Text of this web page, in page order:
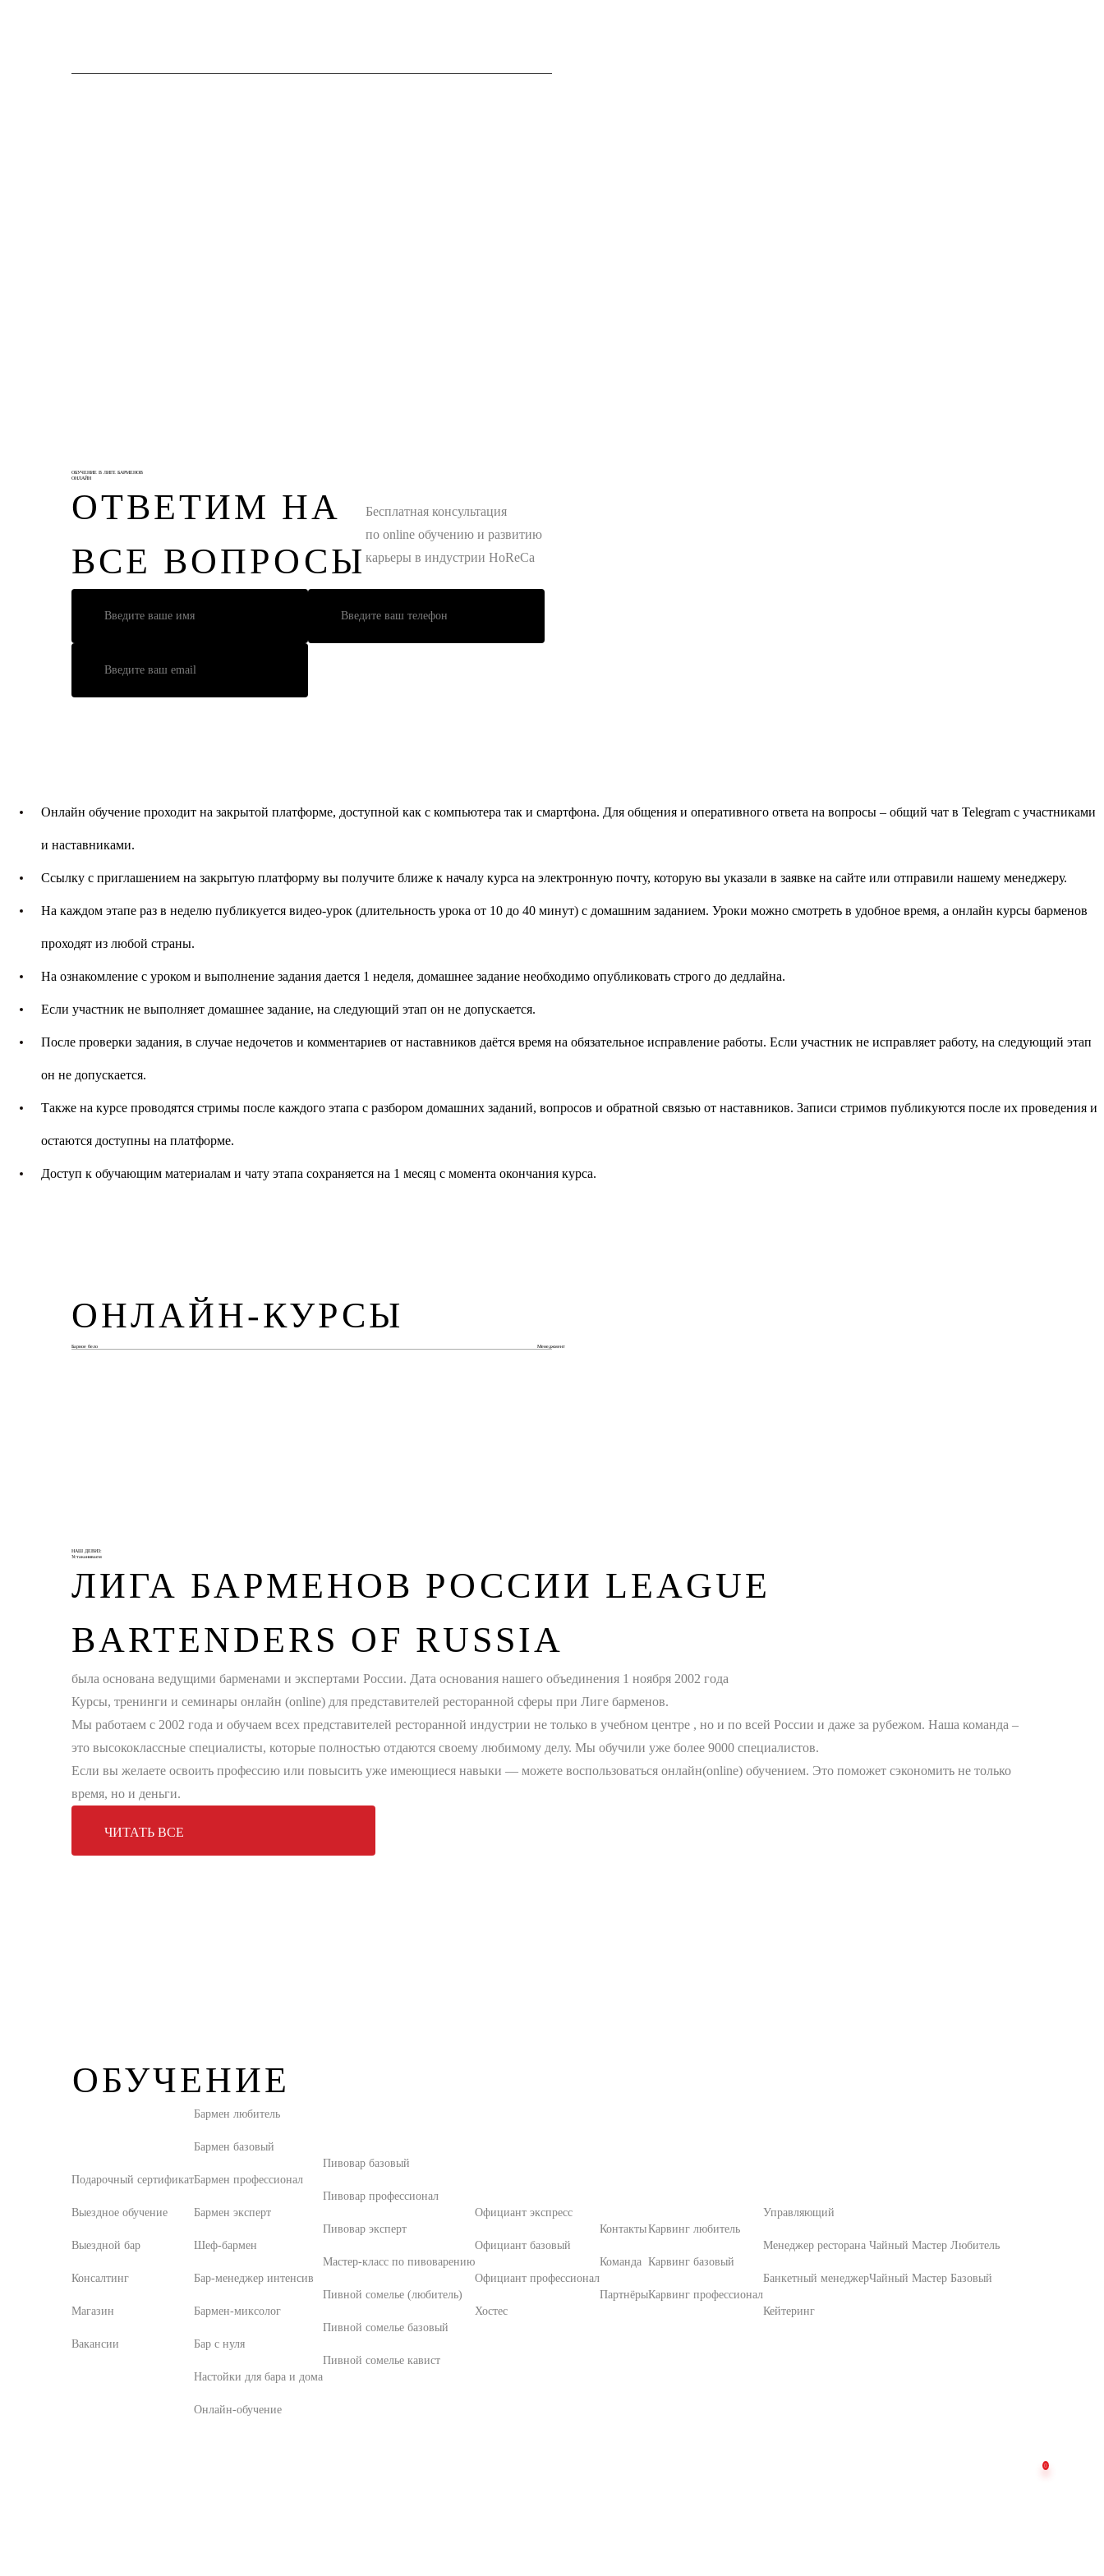
ОБУЧЕНИЕ В ЛИГЕ БАРМЕНОВ
ОНЛАЙН
ОТВЕТИМ НА
ВСЕ ВОПРОСЫ
Бесплатная консультация
по online обучению и развитию
карьеры в индустрии HoReCa
Онлайн обучение проходит на закрытой платформе, доступной как с компьютера так и смартфона. Для общения и оперативного ответа на вопросы – общий чат в Telegram с участниками
и наставниками.
Ссылку с приглашением на закрытую платформу вы получите ближе к началу курса на электронную почту, которую вы указали в заявке на сайте или отправили нашему менеджеру.
На каждом этапе раз в неделю публикуется видео-урок (длительность урока от 10 до 40 минут) с домашним заданием. Уроки можно смотреть в удобное время, а онлайн курсы барменов
проходят из любой страны.
На ознакомление с уроком и выполнение задания дается 1 неделя, домашнее задание необходимо опубликовать строго до дедлайна.
Если участник не выполняет домашнее задание, на следующий этап он не допускается.
После проверки задания, в случае недочетов и комментариев от наставников даётся время на обязательное исправление работы. Если участник не исправляет работу, на следующий этап
он не допускается.
Также на курсе проводятся стримы после каждого этапа с разбором домашних заданий, вопросов и обратной связью от наставников. Записи стримов публикуются после их проведения и
остаются доступны на платформе.
Доступ к обучающим материалам и чату этапа сохраняется на 1 месяц с момента окончания курса.
ОНЛАЙН-КУРСЫ
Барное бело Менеджмент
НАШ ДЕВИЗ:
Устаканиваем
ЛИГА БАРМЕНОВ РОССИИ LEAGUE
BARTENDERS OF RUSSIA
была основана ведущими барменами и экспертами России. Дата основания нашего объединения 1 ноября 2002 года
Курсы, тренинги и семинары онлайн (online) для представителей ресторанной сферы при Лиге барменов.
Мы работаем с 2002 года и обучаем всех представителей ресторанной индустрии не только в учебном центре , но и по всей России и даже за рубежом. Наша команда –
это высококлассные специалисты, которые полностью отдаются своему любимому делу. Мы обучили уже более 9000 специалистов.
Если вы желаете освоить профессию или повысить уже имеющиеся навыки — можете воспользоваться онлайн(online) обучением. Это поможет сэкономить не только
время, но и деньги.
ЧИТАТЬ ВСЕ
ОБУЧЕНИЕ
Подарочный сертификат
Выездное обучение
Выездной бар
Консалтинг
Магазин
Вакансии
Бармен любитель
Бармен базовый
Бармен профессионал
Бармен эксперт
Шеф-бармен
Бар-менеджер интенсив
Бармен-миксолог
Бар с нуля
Настойки для бара и дома
Онлайн-обучение
Пивовар базовый
Пивовар профессионал
Пивовар эксперт
Мастер-класс по пивоварению
Пивной сомелье (любитель)
Пивной сомелье базовый
Пивной сомелье кавист
Официант экспресс
Официант базовый
Официант профессионал
Хостес
Контакты
Команда
Партнёры
Карвинг любитель
Карвинг базовый
Карвинг профессионал
Управляющий
Менеджер ресторана
Банкетный менеджер
Кейтеринг
Чайный Мастер Любитель
Чайный Мастер Базовый